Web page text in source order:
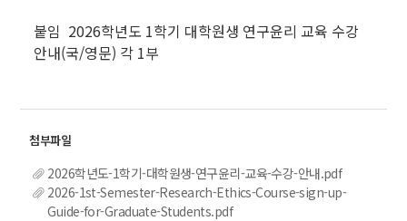
붙임 2026학년도 1학기 대학원생 연구윤리 교육 수강
안내(국/영문) 각 1부
2026학년도-1학기-대학원생-연구윤리-교육-수강-안내.pdf
2026-1st-Semester-Research-Ethics-Course-sign-up-
Guide-for-Graduate-Students.pdf